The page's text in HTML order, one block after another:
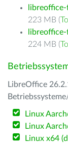
223 MB (
224 MB (
LibreOffice
Linux
Linux
Linux x64